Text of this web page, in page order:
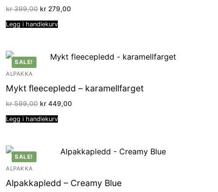
kr399,00 Opprinnelig
var:
kr 399,00.
kr 279,00
Legg i handlekurv
SALE!
ALPAKKA
Mykt fleecepledd – karamellfarget
kr599,00 Opprinnelig
var:
kr 599,00.
kr 449,00
Legg i handlekurv
SALE!
ALPAKKA
Alpakkapledd – Creamy Blue